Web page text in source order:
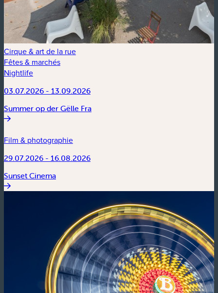
Cirque & art de la rue
Fêtes & marchés
Nightlife
03.07.2026 - 13.09.2026
Summer op der Gëlle Fra
Film & photographie
29.07.2026 - 16.08.2026
Sunset Cinema